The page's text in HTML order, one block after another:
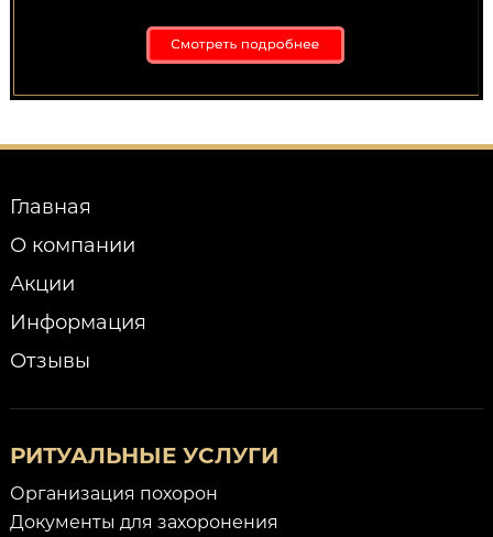
Главная
О компании
Акции
Информация
Отзывы
РИТУАЛЬНЫЕ УСЛУГИ
Организация похорон
Документы для захоронения